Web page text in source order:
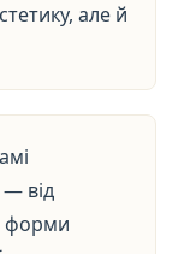
але й
— від
форми